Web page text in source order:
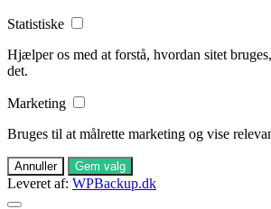
Statistiske
Hjælper os med at forstå, hvordan sitet
det.
Marketing
Bruges til at målrette marketing og vise
Annuller Gem valg
Leveret af: WPBackup.dk